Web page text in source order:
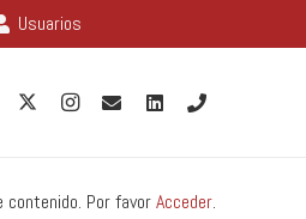
Usuarios
contenido. Por favorAcceder.